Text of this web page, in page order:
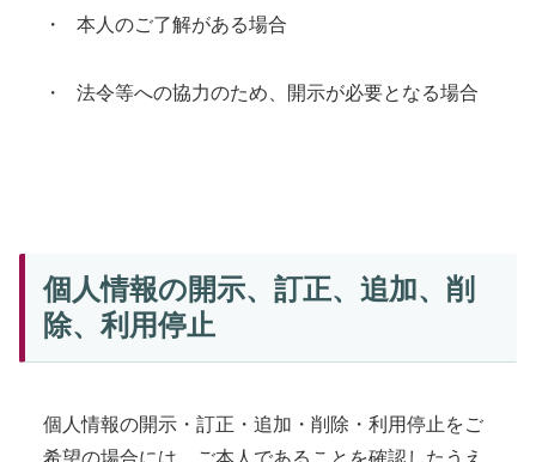
・ 本人のご了解がある場合
・ 法令等への協力のため、開示が必要となる場合
個人情報の開示、訂正、追加、削
除、利用停止
個人情報の開示・訂正・追加・削除・利用停止をご